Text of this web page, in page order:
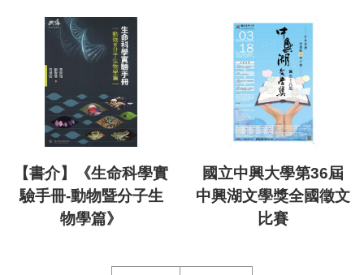
【書介】《生命科學實
驗手冊-動物暨分子生
物學篇》
國立中興大學第36屆
中興湖文學獎全國徵文
比賽